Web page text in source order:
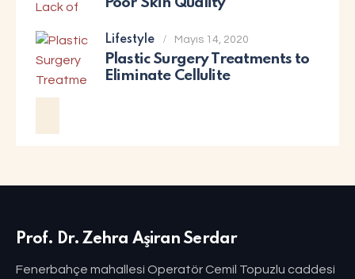
Lifestyle Mayıs 14, 2020
Plastic Surgery Treatments to
Eliminate Cellulite
Prof. Dr. Zehra Aşiran Serdar
Fenerbahçe mahallesi Operatör Cemil Topuzlu caddesi